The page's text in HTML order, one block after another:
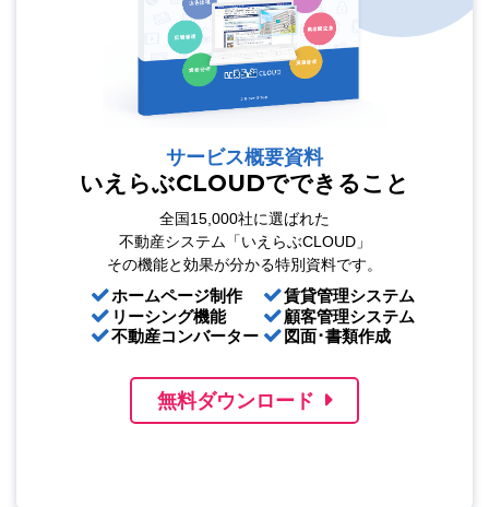
サービス概要資料
いえらぶCLOUDでできること
全国15,000社に選ばれた
不動産システム「いえらぶCLOUD」
その機能と効果が分かる特別資料です。
ホームページ制作
リーシング機能
不動産コンバーター
賃貸管理システム
顧客管理システム
図面･書類作成
無料ダウンロード